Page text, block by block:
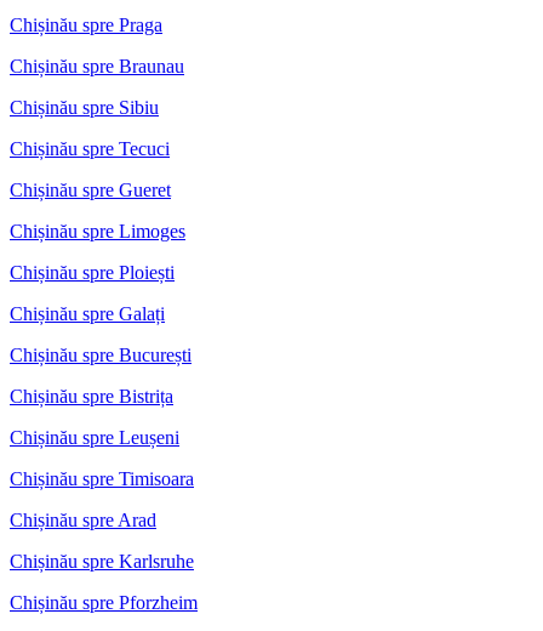
Chișinău spre Praga
Chișinău spre Braunau
Chișinău spre Sibiu
Chișinău spre Tecuci
Chișinău spre Gueret
Chișinău spre Limoges
Chișinău spre Ploiești
Chișinău spre Galați
Chișinău spre București
Chișinău spre Bistrița
Chișinău spre Leușeni
Chișinău spre Timisoara
Chișinău spre Arad
Chișinău spre Karlsruhe
Chișinău spre Pforzheim